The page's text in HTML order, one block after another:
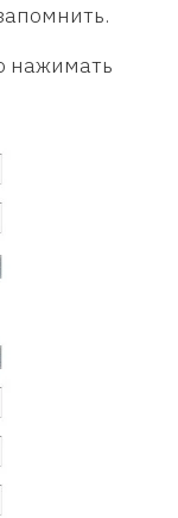
нажимать